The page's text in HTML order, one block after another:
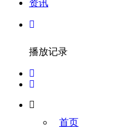
资讯
播放记录
首页